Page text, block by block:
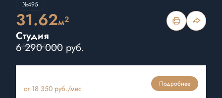
№495
31.62м2
Студия
6 579 960 руб.
6 290 000 руб.
от 18 350 руб./мес
Подробнее